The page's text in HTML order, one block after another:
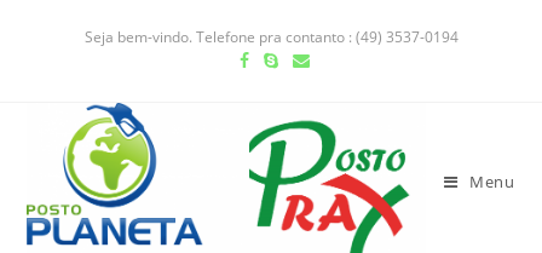
Seja bem-vindo. Telefone pra contanto : (49) 3537-0194
Menu